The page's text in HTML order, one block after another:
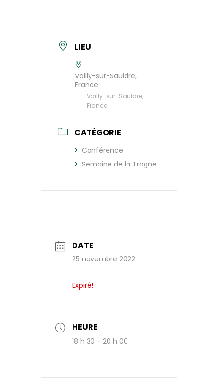
LIEU
Vailly-sur-Sauldre,
France
Vailly-sur-Sauldre,
France
CATÉGORIE
Conférence
Semaine de la Trogne
DATE
25 novembre 2022
Expiré!
HEURE
18 h 30 - 20 h 00